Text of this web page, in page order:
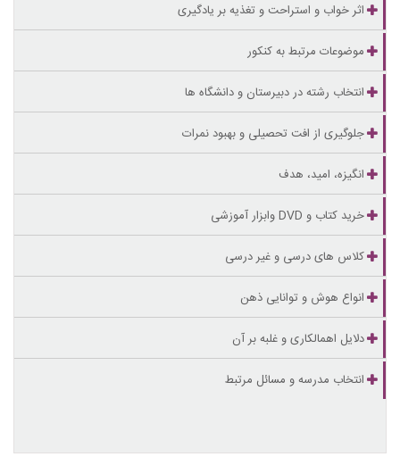
اثر خواب و استراحت و تغذیه بر یادگیری
موضوعات مرتبط به کنکور
انتخاب رشته در دبیرستان و دانشگاه ها
جلوگیری از افت تحصیلی و بهبود نمرات
انگیزه، امید، هدف
خرید کتاب و DVD وابزار آموزشی
کلاس های درسی و غیر درسی
انواع هوش و توانایی ذهن
دلایل اهمالکاری و غلبه بر آن
انتخاب مدرسه و مسائل مرتبط